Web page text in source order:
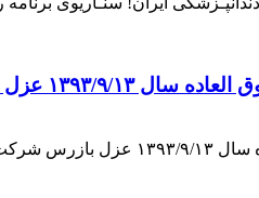
۹/۱۳ عزل بازر...